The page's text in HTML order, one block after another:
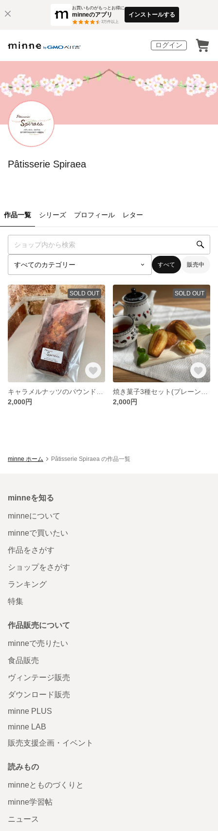
お買いものがもっとお得に
minneのアプリ
3万件以上
インストールする
ログイン
Pâtisserie Spiraea
作品一覧 シリーズ プロフィール レター
すべて 販売中
SOLD OUT
2,000円
SOLD OUT
2,000円
minne ホーム Pâtisserie Spiraea の作品一覧
minneを知る
minneについて
minneで買いたい
作品をさがす
ショップをさがす
ランキング
特集
作品販売について
minneで売りたい
食品販売
ヴィンテージ販売
ダウンロード販売
minne PLUS
minne LAB
販売支援企画・イベント
読みもの
minneとものづくりと
minne学習帖
ニュース